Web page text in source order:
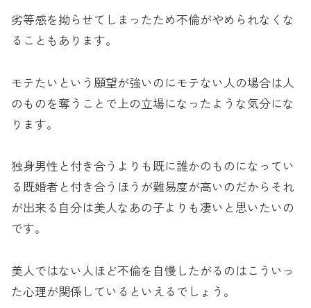
劣等感を拗らせてしまったため不倫がやめられなくな
ることもあります。
モテたいという願望が強いのにモテない人の場合は人
のものを奪うことで上の立場になったような気分にな
ります。
独身男性と付き合うよりも既に誰かのものになってい
る既婚者と付き合うほうが難易度が高いのだからそれ
が出来る自分は美人なあの子よりも凄いと思いたいの
です。
美人ではない人ほど不倫を自慢したがるのはこういっ
た心理が関係しているといえるでしょう。